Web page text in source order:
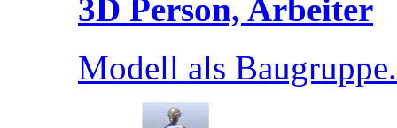
3D Person, Arbeiter
Modell als Baugruppe.